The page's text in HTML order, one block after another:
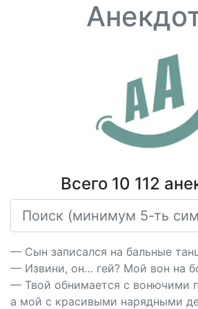
Всего 10 112
— Сын записался на бальные
— Извини, он… гей? Мой вон на
— Твой обнимается с вонючими
а мой с красивыми нарядными